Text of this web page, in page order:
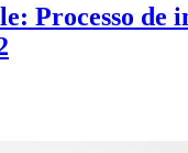
Processo de